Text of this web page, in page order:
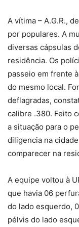
A vítima – A.G.R.,
por populares. A
diversas cápsulas
residência. Os
passeio em frente
do mesmo local.
deflagradas,
calibre .380. Feito
a situação para o
diligencia na
comparecer na
A equipe voltou à
que havia 06
do lado esquerdo,
pélvis do lado